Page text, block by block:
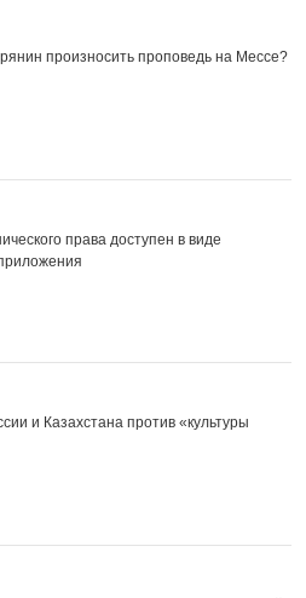
произносить проповедь на Мессе?
права доступен в виде
и Казахстана против «культуры